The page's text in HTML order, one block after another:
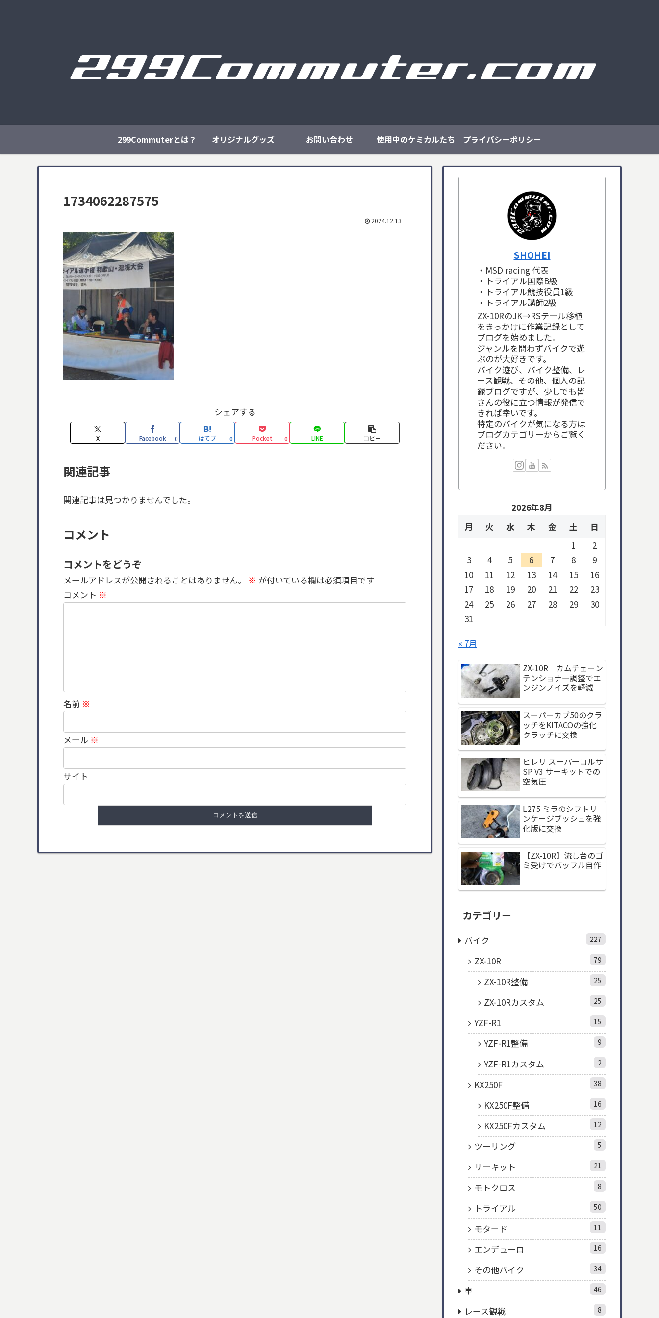
299Commuterとは？ オリジナルグッズ お問い合わせ 使用中のケミカルたち プライバシーポリシー
1734062287575
2024.12.13
シェアする
X Facebook 0 はてブ 0 Pocket 0 LINE コピー
関連記事
関連記事は見つかりませんでした。
コメント
コメントをどうぞ
メールアドレスが公開されることはありません。 ※ が付いている欄は必須項目です
コメント ※
名前 ※
メール ※
サイト
SHOHEI
・MSD racing 代表
・トライアル国際B級
・トライアル競技役員1級
・トライアル講師2級
ZX-10RのJK→RSテール移植
をきっかけに作業記録として
ブログを始めました。
ジャンルを問わずバイクで遊
ぶのが大好きです。
バイク遊び、バイク整備、レ
ース観戦、その他、個人の記
録ブログですが、少しでも皆
さんの役に立つ情報が発信で
きれば幸いです。
特定のバイクが気になる方は
ブログカテゴリーからご覧く
ださい。
2026年8月
月
火 水 木 金 土
日
1
2
3
4 5 6 7 8
9
10
11 12 13 14 15
16
17
18 19 20 21 22
23
24
25 26 27 28 29
30
31
« 7月
ZX-10R カムチェーン
テンショナー調整でエ
ンジンノイズを軽減
スーパーカブ50のクラ
ッチをKITACOの強化
クラッチに交換
ピレリ スーパーコルサ
SP V3 サーキットでの
空気圧
L275 ミラのシフトリ
ンケージブッシュを強
化版に交換
【ZX-10R】流し台のゴ
ミ受けでバッフル自作
カテゴリー
バイク 227
ZX-10R 79
ZX-10R整備 25
ZX-10Rカスタム 25
YZF-R1 15
YZF-R1整備 9
YZF-R1カスタム 2
KX250F 38
KX250F整備 16
KX250Fカスタム 12
ツーリング 5
サーキット 21
モトクロス 8
トライアル 50
モタード 11
エンデューロ 16
その他バイク 34
車 46
レース観戦 8